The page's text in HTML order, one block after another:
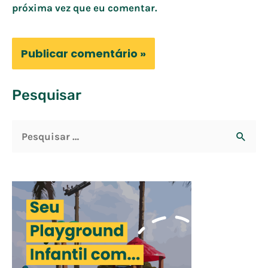
próxima vez que eu comentar.
Pesquisar
q
u